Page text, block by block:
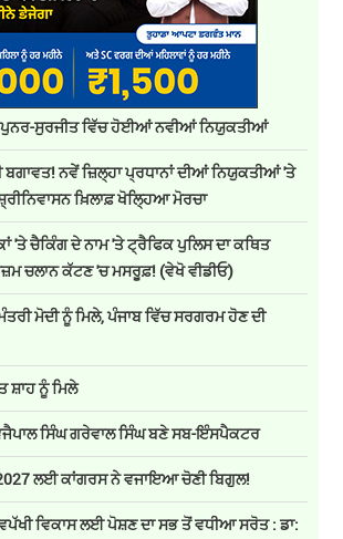
ਪੁਨਰ-ਸੁਰਜੀਤ ਵਿੱਚ ਹੋਈਆਂ ਨਵੀਆਂ ਨਿਯੁਕਤੀਆਂ
ਬਗਾਵਤ! ਨਵੇਂ ਜ਼ਿਲ੍ਹਾ ਪ੍ਰਧਾਨਾਂ ਦੀਆਂ ਨਿਯੁਕਤੀਆਂ 'ਤੇ
ਖ਼ਿਲਾਫ਼ ਖੋਲ੍ਹਿਆ ਮੋਰਚਾ
'ਤੇ ਚੈਕਿੰਗ ਦੇ ਨਾਮ 'ਤੇ ਟ੍ਰੈਫਿਕ ਪੁਲਿਸ ਦਾ ਕਥਿਤ
ਚਲਾਨ ਕੱਟਣ 'ਚ ਮਸਰੂਫ਼! (ਵੇਖੋ ਵੀਡੀਓ)
ਮੋਦੀ ਨੂੰ ਮਿਲੇ, ਪੰਜਾਬ ਵਿੱਚ ਸਰਗਰਮ ਹੋਣ ਦੀ
ਸ਼ਾਹ ਨੂੰ ਮਿਲੇ
ਸਿੰਘ ਗਰੇਵਾਲ ਸਿੰਘ ਬਣੇ ਸਬ-ਇੰਸਪੈਕਟਰ
ਲਈ ਕਾਂਗਰਸ ਨੇ ਵਜਾਇਆ ਚੋਣੀ ਬਿਗੁਲ!
ਵਿਕਾਸ ਲਈ ਪੋਸ਼ਣ ਦਾ ਸਭ ਤੋਂ ਵਧੀਆ ਸਰੋਤ : ਡਾ: